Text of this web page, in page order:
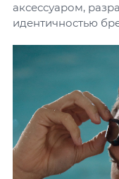
аксессуаром,
идентичностью